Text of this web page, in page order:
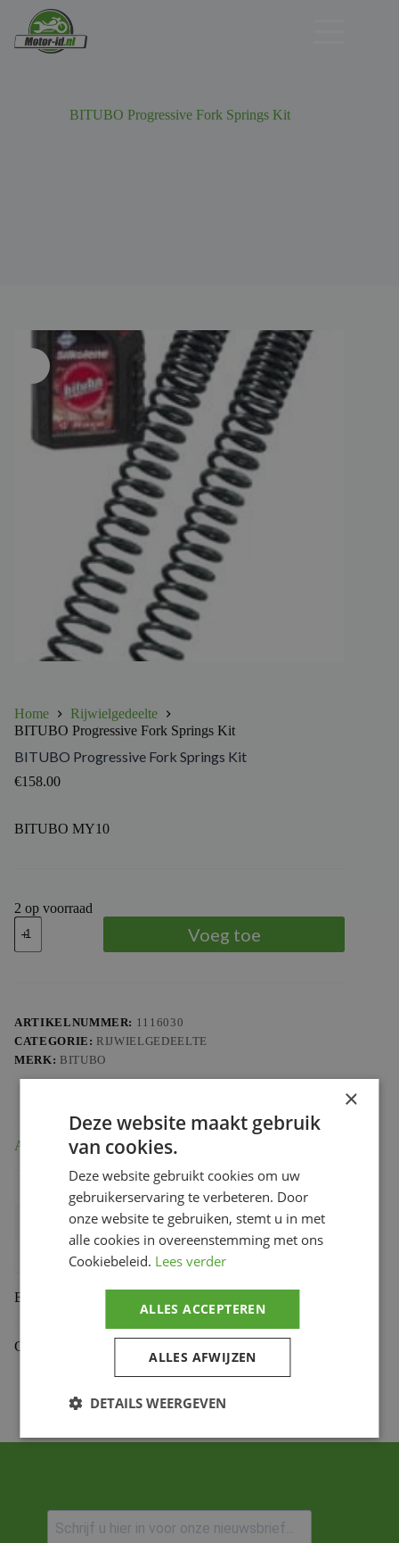
BITUBO Progressive Fork Springs Kit
Home
Rijwielgedeelte
BITUBO Progressive Fork Springs Kit
BITUBO Progressive Fork Springs Kit
€158.00
BITUBO MY10
2 op voorraad
BITUBO
Progressive
Fork
Voeg toe
ARTIKELNUMMER: 1116030
CATEGORIE: RIJWIELGEDEELTE
MERK: BITUBO
Aanvullende informatie
Bihr productcode 1116030,8033914079031
Productmerk BITUBO
Beoordelingen (0)
Gekoppelde Motoren
×
Deze website maakt gebruik
van cookies.
Deze website gebruikt cookies om uw
gebruikerservaring te verbeteren. Door
onze website te gebruiken, stemt u in met
alle cookies in overeenstemming met ons
Cookiebeleid. Lees verder
ALLES ACCEPTEREN
ALLES AFWIJZEN
DETAILS WEERGEVEN